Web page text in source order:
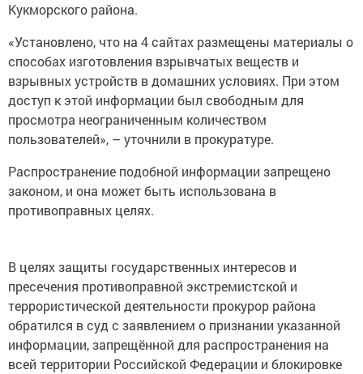
Кукморского района.
«Установлено, что на 4 сайтах размещены материалы о
способах изготовления взрывчатых веществ и
взрывных устройств в домашних условиях. При этом
доступ к этой информации был свободным для
просмотра неограниченным количеством
пользователей», – уточнили в прокуратуре.
Распространение подобной информации запрещено
законом, и она может быть использована в
противоправных целях.
В целях защиты государственных интересов и
пресечения противоправной экстремистской и
террористической деятельности прокурор района
обратился в суд с заявлением о признании указанной
информации, запрещённой для распространения на
всей территории Российской Федерации и блокировке